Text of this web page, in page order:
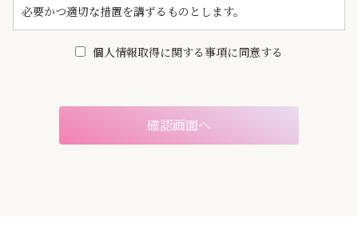
必要かつ適切な措置を講ずるものとします。
2.個人情報の取得等の遵守事項
当店による個人情報の取得、利用、提供については、以下の事
当店は、当店が管理するインターネットによる情報提供サイト
（以下「本サイト」といいます。）の運営に必要な範囲で、本
個人情報取得に関する事項に同意する